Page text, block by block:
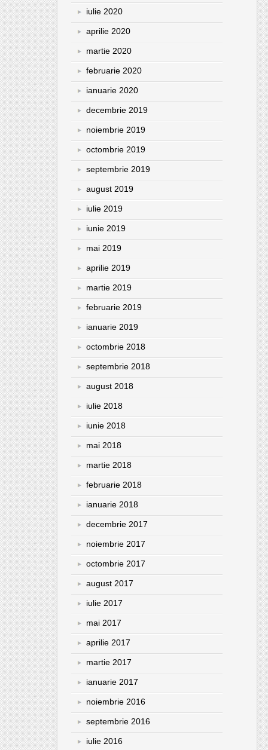
iulie 2020
aprilie 2020
martie 2020
februarie 2020
ianuarie 2020
decembrie 2019
noiembrie 2019
octombrie 2019
septembrie 2019
august 2019
iulie 2019
iunie 2019
mai 2019
aprilie 2019
martie 2019
februarie 2019
ianuarie 2019
octombrie 2018
septembrie 2018
august 2018
iulie 2018
iunie 2018
mai 2018
martie 2018
februarie 2018
ianuarie 2018
decembrie 2017
noiembrie 2017
octombrie 2017
august 2017
iulie 2017
mai 2017
aprilie 2017
martie 2017
ianuarie 2017
noiembrie 2016
septembrie 2016
iulie 2016